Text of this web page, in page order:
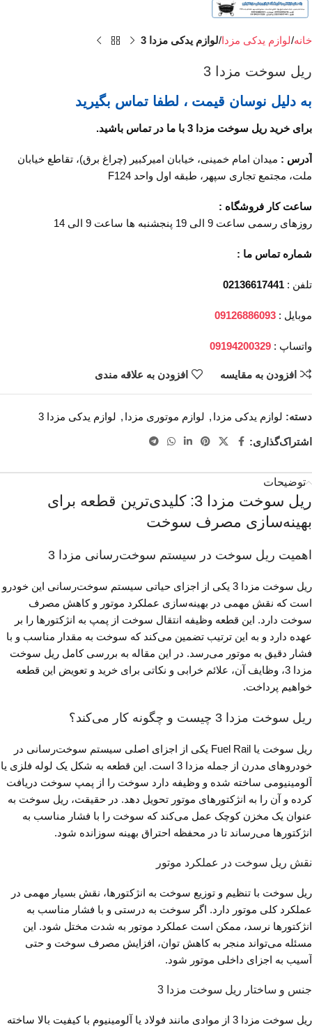
خانه لوازم یدکی مزدا لوازم یدکی مزدا 3
ریل سوخت مزدا 3
به دلیل نوسان قیمت ، لطفا تماس بگیرید
برای خرید ریل سوخت مزدا 3 با ما در تماس باشید.
آدرس : میدان امام خمینی، خیابان امیرکبیر (چراغ برق)، تقاطع خیابان
ملت، مجتمع تجاری سپهر، طبقه اول واحد F124
ساعت کار فروشگاه :
روزهای رسمی ساعت 9 الی 19 پنجشنبه ها ساعت 9 الی 14
شماره تماس ما :
تلفن : 02136617441
موبایل : 09126886093
واتساپ : 09194200329
افزودن به مقایسه افزودن به علاقه مندی
دسته: لوازم یدکی مزدا , لوازم موتوری مزدا , لوازم یدکی مزدا 3
اشتراک‌گذاری:
توضیحات
ریل سوخت مزدا 3: کلیدی‌ترین قطعه برای
بهینه‌سازی مصرف سوخت
اهمیت ریل سوخت در سیستم سوخت‌رسانی مزدا 3
ریل سوخت مزدا 3 یکی از اجزای حیاتی سیستم سوخت‌رسانی این خودرو
است که نقش مهمی در بهینه‌سازی عملکرد موتور و کاهش مصرف
سوخت دارد. این قطعه وظیفه انتقال سوخت از پمپ به انژکتورها را بر
عهده دارد و به این ترتیب تضمین می‌کند که سوخت به مقدار مناسب و با
فشار دقیق به موتور می‌رسد. در این مقاله به بررسی کامل ریل سوخت
مزدا 3، وظایف آن، علائم خرابی و نکاتی برای خرید و تعویض این قطعه
خواهیم پرداخت.
ریل سوخت مزدا 3 چیست و چگونه کار می‌کند؟
ریل سوخت یا Fuel Rail یکی از اجزای اصلی سیستم سوخت‌رسانی در
خودروهای مدرن از جمله مزدا 3 است. این قطعه به شکل یک لوله فلزی یا
آلومینیومی ساخته شده و وظیفه دارد سوخت را از پمپ سوخت دریافت
کرده و آن را به انژکتورهای موتور تحویل دهد. در حقیقت، ریل سوخت به
عنوان یک مخزن کوچک عمل می‌کند که سوخت را با فشار مناسب به
انژکتورها می‌رساند تا در محفظه احتراق بهینه سوزانده شود.
نقش ریل سوخت در عملکرد موتور
ریل سوخت با تنظیم و توزیع سوخت به انژکتورها، نقش بسیار مهمی در
عملکرد کلی موتور دارد. اگر سوخت به درستی و با فشار مناسب به
انژکتورها نرسد، ممکن است عملکرد موتور به شدت مختل شود. این
مسئله می‌تواند منجر به کاهش توان، افزایش مصرف سوخت و حتی
آسیب به اجزای داخلی موتور شود.
جنس و ساختار ریل سوخت مزدا 3
ریل سوخت مزدا 3 از موادی مانند فولاد یا آلومینیوم با کیفیت بالا ساخته